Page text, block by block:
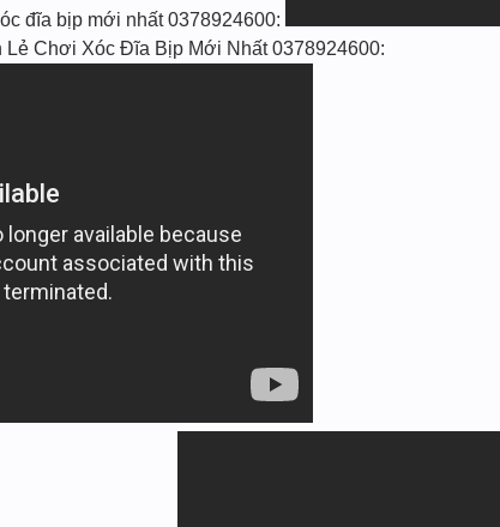
đĩa bịp mới nhất 0378924600:
Chơi Xóc Đĩa Bịp Mới Nhất 0378924600: